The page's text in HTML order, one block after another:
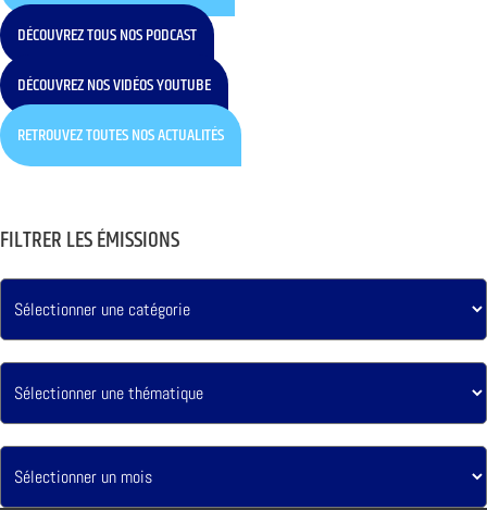
DÉCOUVREZ TOUS NOS PODCAST
DÉCOUVREZ NOS VIDÉOS YOUTUBE
RETROUVEZ TOUTES NOS ACTUALITÉS
FILTRER LES ÉMISSIONS